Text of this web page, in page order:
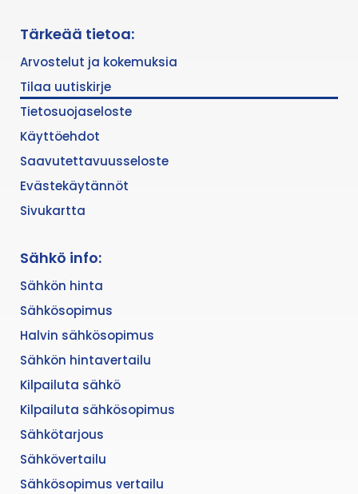
Tärkeää tietoa:
Arvostelut ja kokemuksia
Tilaa uutiskirje
Tietosuojaseloste
Käyttöehdot
Saavutettavuusseloste
Evästekäytännöt
Sivukartta
Sähkö info:
Sähkön hinta
Sähkösopimus
Halvin sähkösopimus
Sähkön hintavertailu
Kilpailuta sähkö
Kilpailuta sähkösopimus
Sähkötarjous
Sähkövertailu
Sähkösopimus vertailu